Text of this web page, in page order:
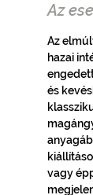
Az
Az
hazai
és
vagy